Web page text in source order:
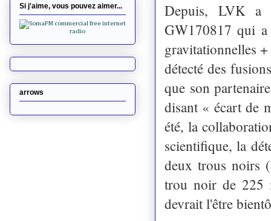
Depuis, LVK a
GW170817 qui a
gravitationnelles
détecté des
que son
disant « écart de
été, la
scientifique, la
deux trous noirs
trou noir de 225
devrait l'être
Si j'aime, vous pouvez aimer...
arrows